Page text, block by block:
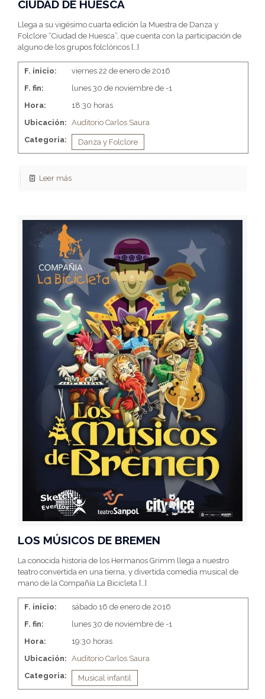
CIUDAD DE HUESCA
Llega a su vigésimo cuarta edición la Muestra de Danza y
Folclore “Ciudad de Huesca”, que cuenta con la participación de
alguno de los grupos folclóricos […]
F. inicio:
viernes 22 de enero de 2016
F. fin:
lunes 30 de noviembre de -1
Hora:
18:30 horas
Ubicación: Auditorio Carlos Saura
Categoria:
Danza y Folclore
Leer más
LOS MÚSICOS DE BREMEN
La conocida historia de los Hermanos Grimm llega a nuestro
teatro convertida en una tierna, y divertida comedia musical de
mano de la Compañía La Bicicleta […]
F. inicio:
sábado 16 de enero de 2016
F. fin:
lunes 30 de noviembre de -1
Hora:
19:30 horas
Ubicación: Auditorio Carlos Saura
Categoria:
Musical infantil